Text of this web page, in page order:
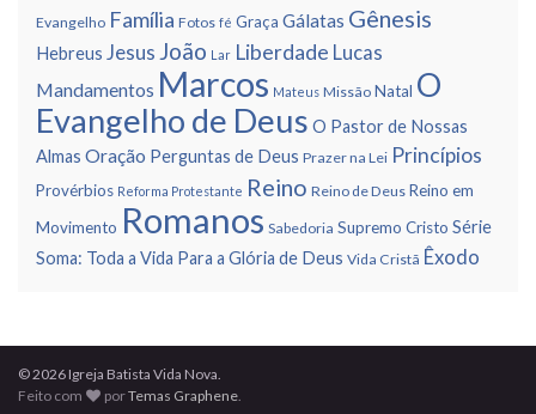
Evangelho Famí­lia Fotos fé Graça Gálatas Gênesis
Hebreus Jesus João Lar Liberdade Lucas
Mandamentos Marcos Mateus Missão Natal O
Evangelho de Deus O Pastor de Nossas
Almas Oração Perguntas de Deus Prazer na Lei Princí­pios
Provérbios Reforma Protestante Reino Reino de Deus Reino em
Movimento Romanos Sabedoria Supremo Cristo Série
Soma: Toda a Vida Para a Glória de Deus Vida Cristã Êxodo
© 2026 Igreja Batista Vida Nova.
Feito com
porTemas Graphene